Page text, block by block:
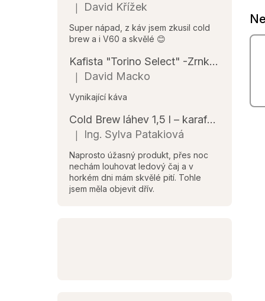
Hodnocení produktu je 5 z 5 hvězdiček.
David Křížek
Super nápad, z káv jsem zkusil cold
brew a i V60 a skvělé 😊
Kafista "Torino Select" -Zrnková káva, 100% Arabica Espresso Káva, Pražená v Itálii
Hodnocení produktu je 5 z 5 hvězdiček.
David Macko
Vynikající káva
Cold Brew láhev 1,5 l – karafa na studenou kávu a čaj s infuzérem na ovoce
Hodnocení produktu je 5 z 5 hvězdiček.
Ing. Sylva Patakiová
Naprosto úžasný produkt, přes noc
nechám louhovat ledový čaj a v
horkém dni mám skvělé pití. Tohle
jsem měla objevit dřív.